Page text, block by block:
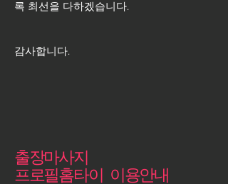
록 최선을 다하겠습니다.
​감사합니다.
출장마사지
프로필홈타이 이용안내